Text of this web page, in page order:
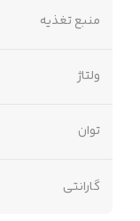
منبع تغذیه
ولتاژ
توان
گارانتی